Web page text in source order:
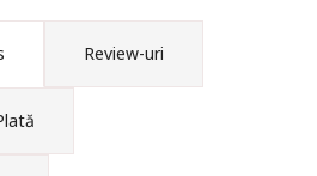
Review-uri